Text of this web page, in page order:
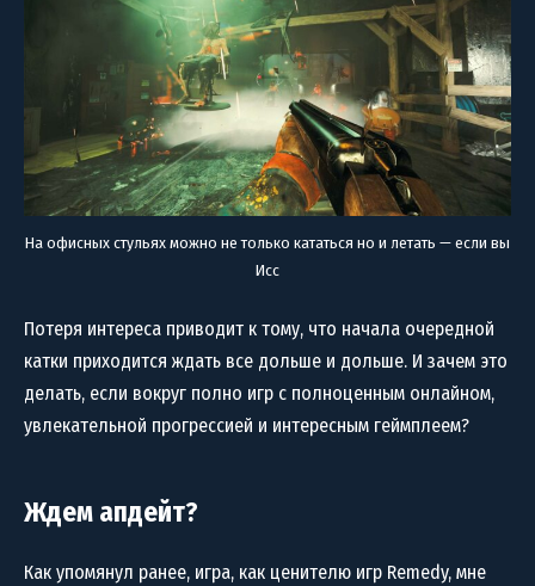
На офисных стульях можно не только кататься но и летать — если вы
Исс
Потеря интереса приводит к тому, что начала очередной
катки приходится ждать все дольше и дольше. И зачем это
делать, если вокруг полно игр с полноценным онлайном,
увлекательной прогрессией и интересным геймплеем?
Ждем апдейт?
Как упомянул ранее, игра, как ценителю игр Remedy, мне